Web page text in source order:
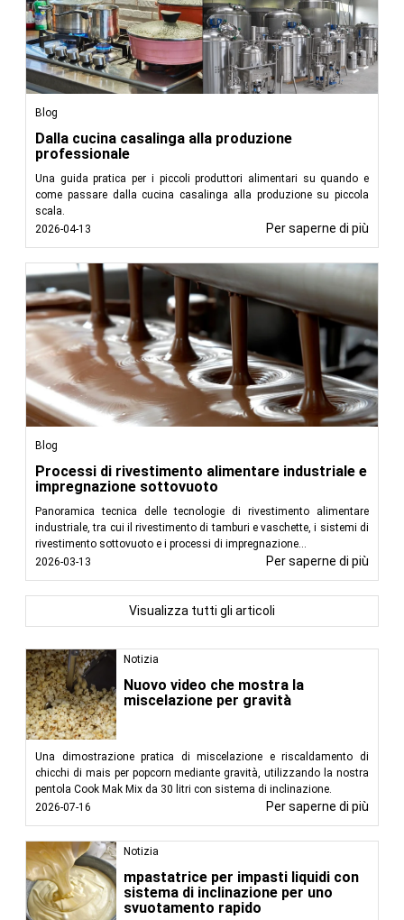
Notizia
Nuovo video che mostra la
miscelazione per gravità
Una dimostrazione pratica di miscelazione e riscaldamento di
chicchi di mais per popcorn mediante gravità, utilizzando la nostra
pentola Cook Mak Mix da 30 litri con sistema di inclinazione.
2026-07-16
Per saperne di più
Notizia
mpastatrice per impasti liquidi con
sistema di inclinazione per uno
svuotamento rapido
Blog
Dalla cucina casalinga alla produzione
professionale
Una guida pratica per i piccoli produttori alimentari su quando e
come passare dalla cucina casalinga alla produzione su piccola
scala.
2026-04-13
Per saperne di più
Blog
Processi di rivestimento alimentare industriale e
impregnazione sottovuoto
Panoramica tecnica delle tecnologie di rivestimento alimentare
industriale, tra cui il rivestimento di tamburi e vaschette, i sistemi di
rivestimento sottovuoto e i processi di impregnazione...
2026-03-13
Per saperne di più
Visualizza tutti gli articoli